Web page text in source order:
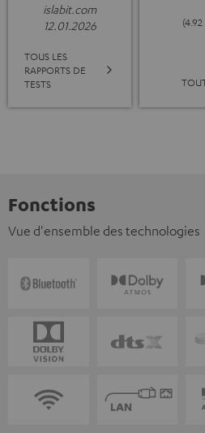
islabit.com
12.01.2026
TOUS LES
RAPPORTS DE
TESTS
Fonctions
Vue d'ensemble des technologies